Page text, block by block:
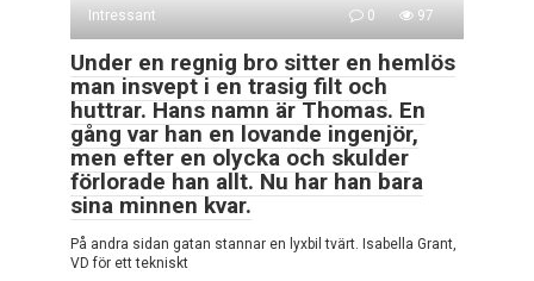
Intressant
0 97
Under en regnig bro sitter en hemlös
man insvept i en trasig filt och
huttrar. Hans namn är Thomas. En
gång var han en lovande ingenjör,
men efter en olycka och skulder
förlorade han allt. Nu har han bara
sina minnen kvar.
På andra sidan gatan stannar en lyxbil tvärt. Isabella Grant,
VD för ett tekniskt